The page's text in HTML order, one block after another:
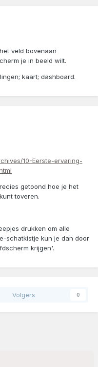
veld bovenaan
je in beeld wilt.
kaart; dashboard.
10-Eerste-ervaring-
getoond hoe je het
toveren.
drukken om alle
schatkistje kun je dan door
krijgen'.
Volgers 0